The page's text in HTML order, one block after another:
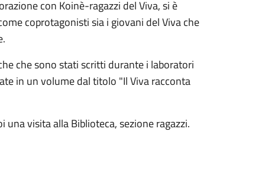
con Koinè-ragazzi del Viva, si è
coprotagonisti sia i giovani del Viva che
che sono stati scritti durante i laboratori
in un volume dal titolo "Il Viva racconta
visita alla Biblioteca, sezione ragazzi.